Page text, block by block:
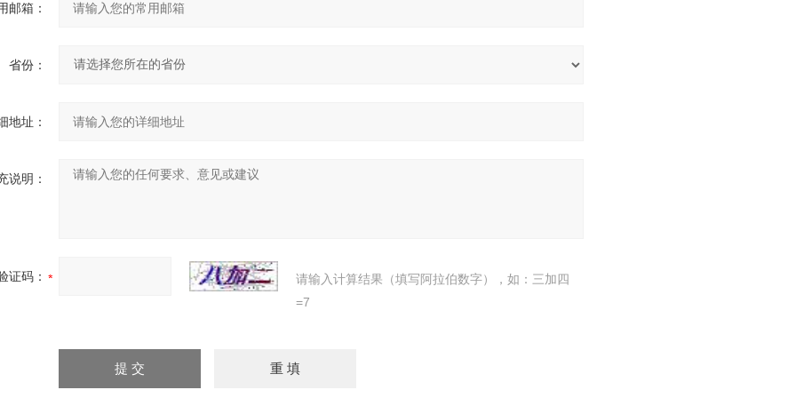
邮箱：
省份：
地址：
说明：
证码：
请输入计算结果（填写阿拉伯数字），如：三加四
=7